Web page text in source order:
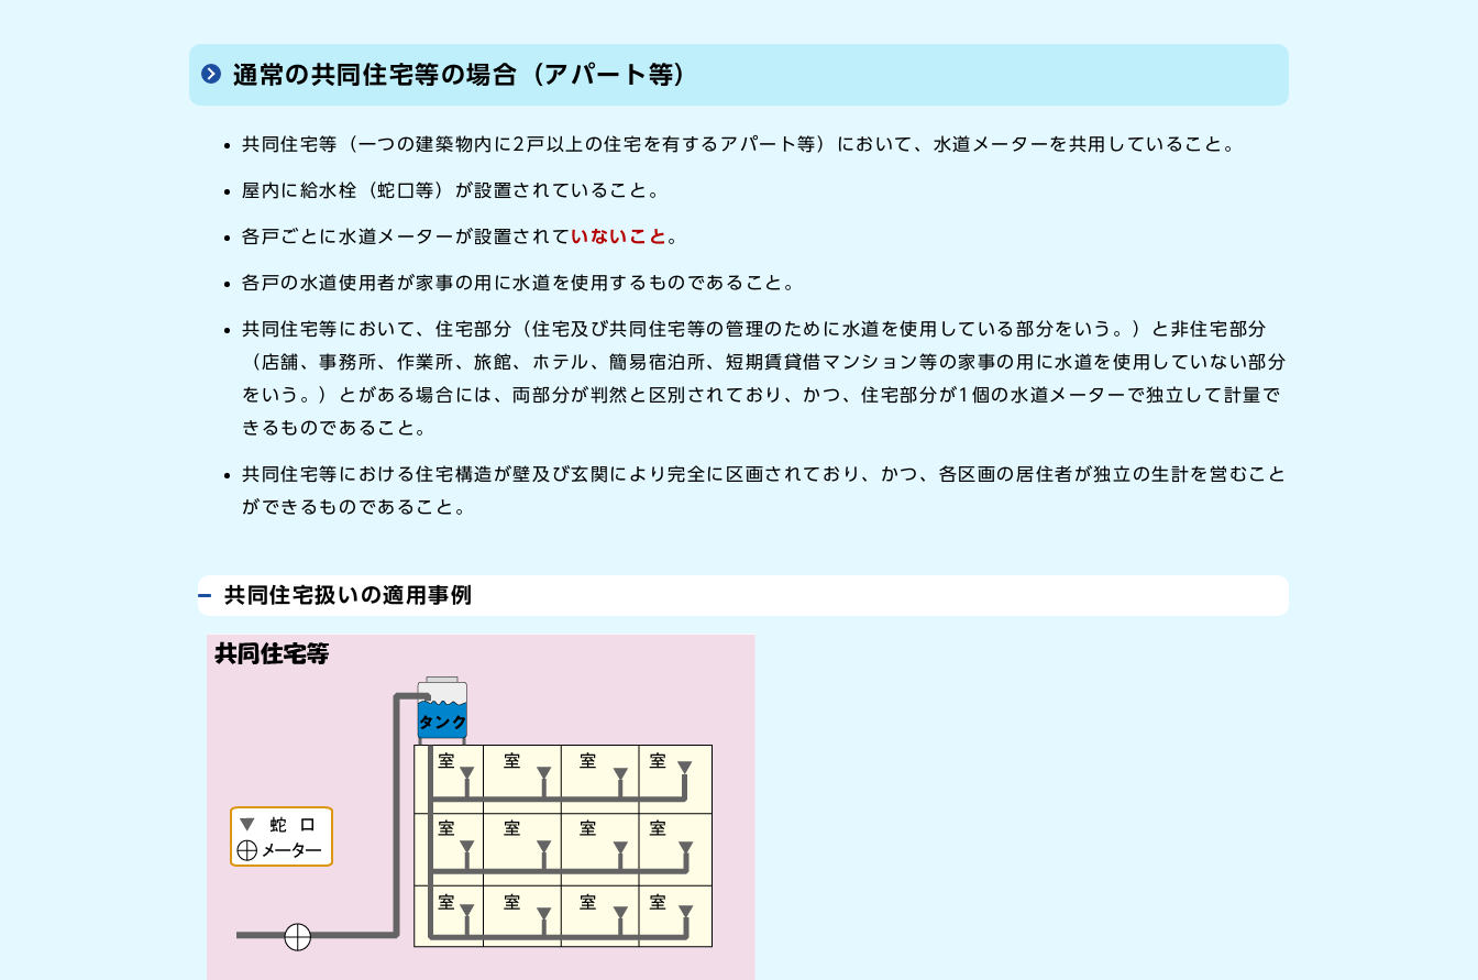
通常の共同住宅等の場合（アパート等）
共同住宅等（一つの建築物内に2戸以上の住宅を有するアパート等）において、水道メーターを共用していること。
屋内に給水栓（蛇口等）が設置されていること。
各戸ごとに水道メーターが設置されていないこと 。
各戸の水道使用者が家事の用に水道を使用するものであること。
共同住宅等において、住宅部分（住宅及び共同住宅等の管理のために水道を使用している部分をいう。）と非住宅部分
（店舗、事務所、作業所、旅館、ホテル、簡易宿泊所、短期賃貸借マンション等の家事の用に水道を使用していない部分
をいう。）とがある場合には、両部分が判然と区別されており、かつ、住宅部分が1個の水道メーターで独立して計量で
きるものであること。
共同住宅等における住宅構造が壁及び玄関により完全に区画されており、かつ、各区画の居住者が独立の生計を営むこと
ができるものであること。
共同住宅扱いの適用事例